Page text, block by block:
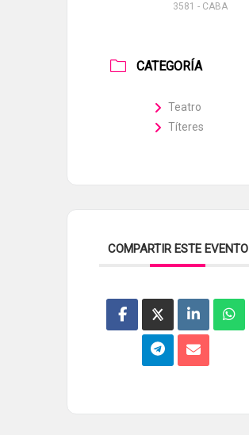
3581 - CABA
CATEGORÍA
Teatro
Títeres
COMPARTIR ESTE EVENTO